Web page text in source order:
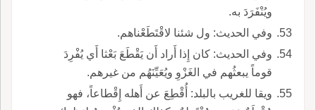
ويُنْفَرَدَ به.
وفي الحديث: ول شئنا لاقْتَطَعْناهم.
وفي الحديث: كان إِذا أَراد أَن يَقْطَعَ بَعْثا أَي يُفْرِدَ
قوماً يبعثُهم في الغَزْوِ ويُعَيِّنَهُم من غيرهم.
ويقا للغريب بالبلد: أُقْطِعَ عن أَهله إِقْطاعاً، فهو